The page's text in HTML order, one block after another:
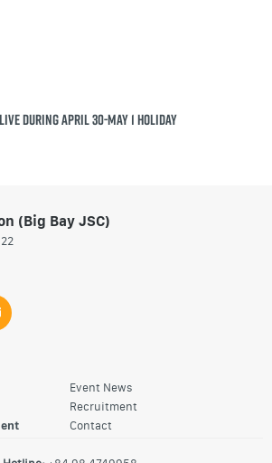
during April 30-May 1 holiday
(Big Bay JSC)
Event News
Recruitment
Contact